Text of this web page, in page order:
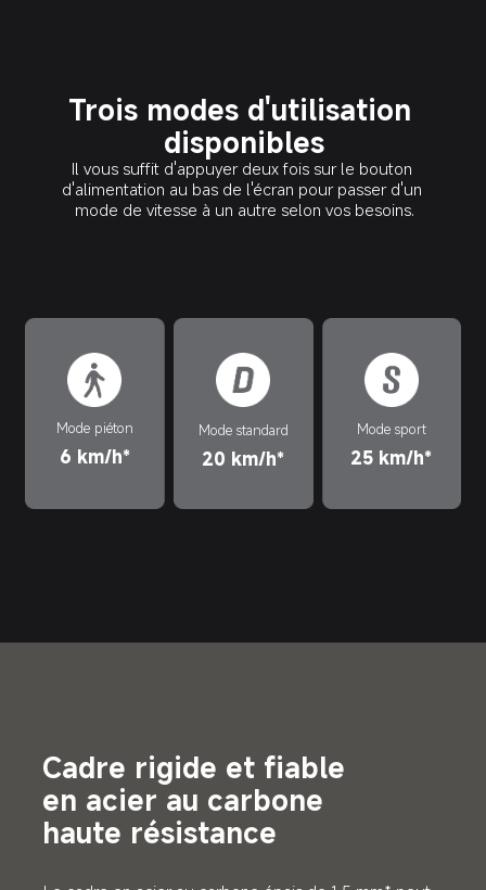
Trois modes d'utilisation
disponibles
Il vous suffit d'appuyer deux fois sur le bouton
d'alimentation au bas de l'écran pour passer d'un
mode de vitesse à un autre selon vos besoins.
Mode piéton
6 km/h*
Mode standard
20 km/h*
Mode sport
25 km/h*
Cadre rigide et fiable
en acier au carbone
haute résistance